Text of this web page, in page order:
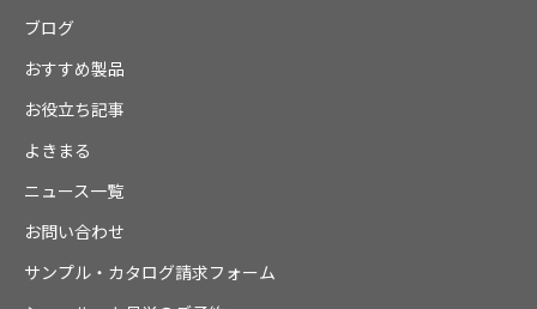
ブログ
おすすめ製品
お役立ち記事
よきまる
ニュース一覧
お問い合わせ
サンプル・カタログ請求フォーム